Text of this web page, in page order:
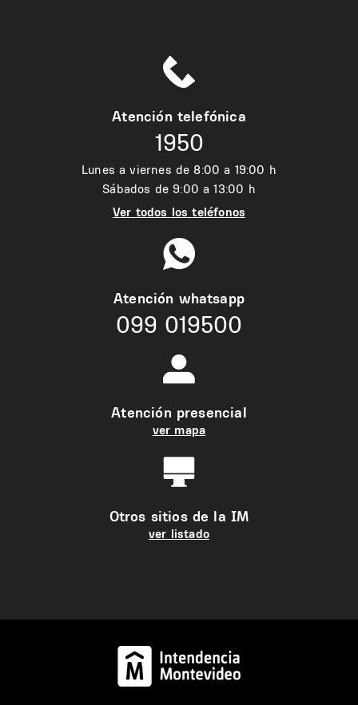
Atención telefónica
1950
Lunes a viernes de 8:00 a 19:00 h
Sábados de 9:00 a 13:00 h
Ver todos los teléfonos
Atención whatsapp
099 019500
Atención presencial
ver mapa
Otros sitios de la IM
ver listado